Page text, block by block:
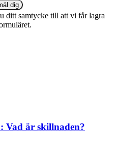
dig
ditt samtycke till att vi får lagra
Vad är skillnaden?